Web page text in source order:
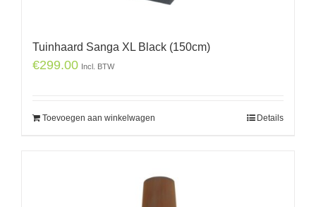
Tuinhaard Sanga XL Black (150cm)
€299.00 Incl. BTW
Toevoegen aan winkelwagen Details